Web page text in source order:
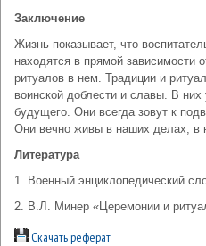
Заключение
Жизнь показывает, что
находятся в прямой зависимости
ритуалов в нем. Традиции и
воинской доблести и славы. В
будущего. Они всегда зовут к
Они вечно живы в наших делах, в
Литература
1. Военный энциклопедический
2. В.Л. Минер «Церемонии и
Скачать реферат